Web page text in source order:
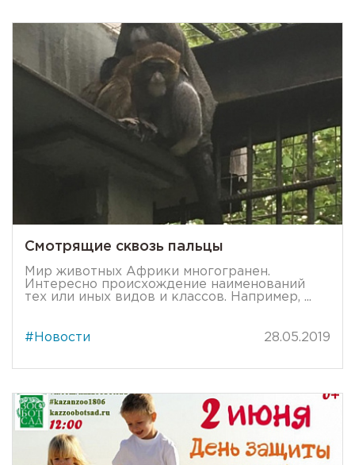
Смотрящие сквозь пальцы
Мир животных Африки многогранен.
Интересно происхождение наименований
тех или иных видов и классов. Например, ...
#Новости 28.05.2019